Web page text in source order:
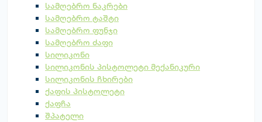
სამღებრო ნაკრები
სამღებრო ტაშტი
სამღებრო ფუნჯი
სამღებრო ძაფი
სილიკონი
სილიკონის პისტოლეტი მექანიკური
სილიკონის ჩხირები
ქაფის პისტოლეტი
ქაფჩა
შპატელი